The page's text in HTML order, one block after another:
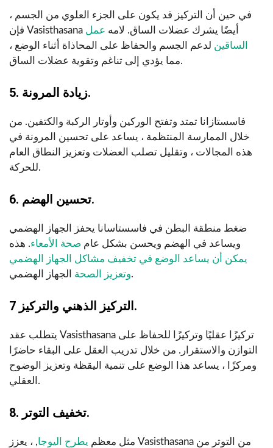
في حين أن التركيز قد يكون على الجزء العلوي من الجسم ،
فإن Vasisthasana أيضًا يشرك عضلات الساق. لامه عمل
الساقين لدعم الجسم والحفاظ على المحاذاة أثناء الوضع ،
مما يؤدي إلى تناغم وتقوية عضلات الساق.
5. زيادة المرونة.
فاسستازانا تمتد وتفتح الوركين وأوتار الركبة والكتفين. من
خلال الممارسة المنتظمة ، يساعد على تحسين المرونة في
هذه المجالات ، وتقليل تصلب العضلات وتعزيز النطاق العام
للحركة.
6. تحسين الهضم.
ضغط منطقة البطن في فاسستاسانا يحفز الجهاز الهضمي
ويساعد في الهضم ويحسن بشكل عام صحة الأمعاء. هذه
يمكن أن يساعد الوضع في تخفيف مشاكل الجهاز الهضمي
وتعزيز الصحةالجهاز الهضمي.
7 التركيز الذهني والتركيز.
يتطلب عقد Vasisthasana تركيزًا عقليًا وتركيزًا للحفاظ على
التوازن والاستقرار. من خلال تدريب العقل على البقاء حاضرًا
ومركزًا ، يساعد هذا الوضع على تنمية اليقظة وتعزيز الوضوح
العقلي.
8. تخفيف التوتر.
مثل معظم يطرح اليوجا, ، يعزز Vasisthasana من التوتر من